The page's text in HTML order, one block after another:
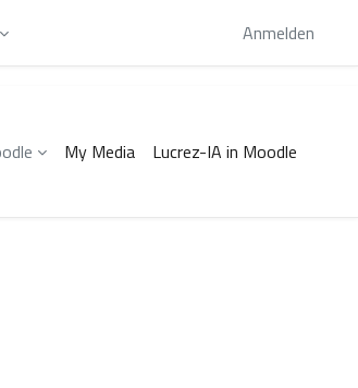
Anmelden
My Media
Lucrez-IA in Moodle